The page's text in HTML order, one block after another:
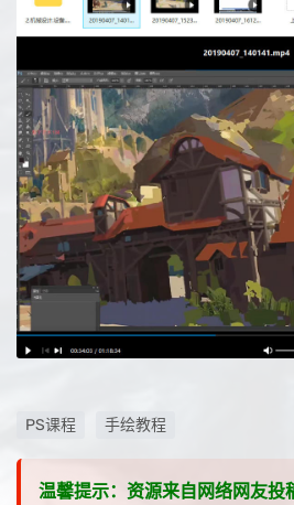
PS课程 手绘教程
温馨提示：资源来自网络网友投